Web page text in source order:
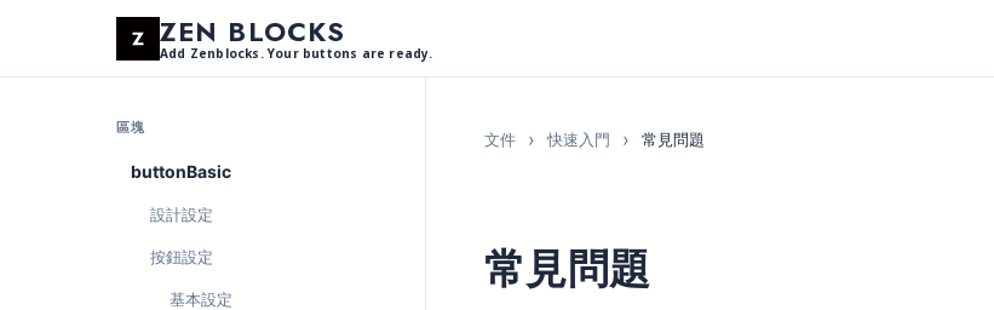
ZEN BLOCKS
Add Zenblocks. Your buttons are ready.
區塊
buttonBasic
設計設定
按鈕設定
基本設定
文件 快速入門 常見問題
常見問題